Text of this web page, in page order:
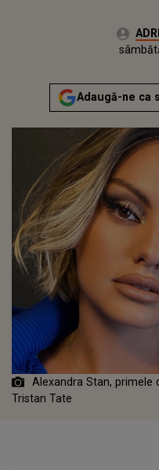
Autor:
Adaugă-ne ca
Alexandra Stan, primele
Tristan Tate